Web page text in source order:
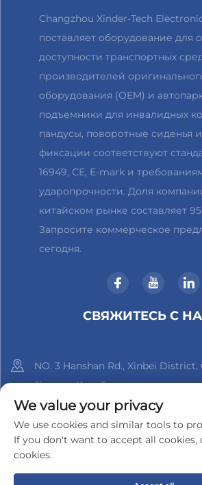
Changzhou Xinder-Tech
поставляет оборудование для
доступности транспортных
производителей
оборудования (OEM) и
подъемники для инвалидных
пандусы, поворотные сиденья
фиксации соответствуют
16949, CE, E-mark и
ударопрочности. Доля
китайском рынке составляет 95
Запросите коммерческое
сегодня.
СВЯЖИТЕСЬ С
NO. 3 Hanshan Rd., Xinbei District,
Jiangsu, Китай
+86-18961288218
[email protected]
We value your privacy
We use cookies and similar tools to
If you don't want to accept all cookies,
cookies.